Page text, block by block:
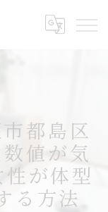
都島区
値が気
が体型
る方法